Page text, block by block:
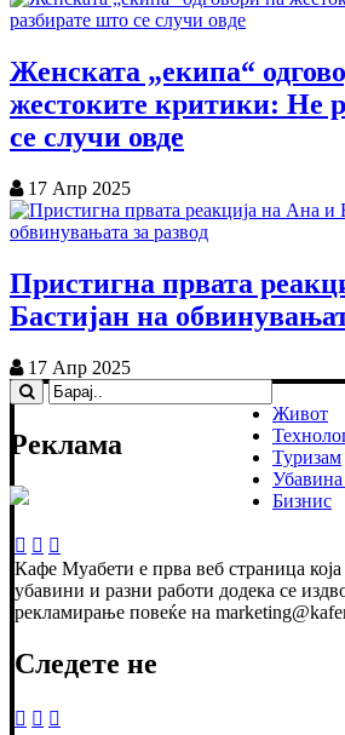
Женската „екипа“
жестоките критики: Не
се случи овде
17 Апр 2025
Пристигна првата
Бастијан на
17 Апр 2025
Реклама
Живот
Туризам
Убавина
Бизнис
Кафе Муабети е прва веб страница која
убавини и разни работи додека се
рекламирање повеќе на
Следете не